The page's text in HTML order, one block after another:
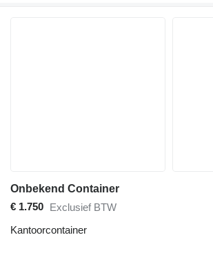
Onbekend Container
€ 1.750 Exclusief BTW
Kantoorcontainer